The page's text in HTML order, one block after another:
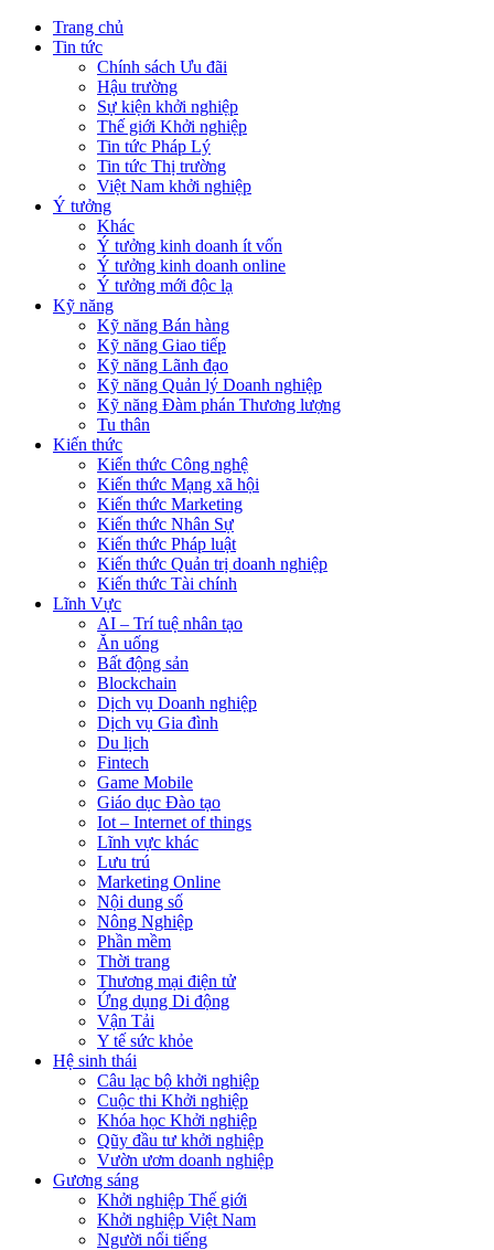
Trang chủ
Tin tức
Chính sách Ưu đãi
Hậu trường
Sự kiện khởi nghiệp
Thế giới Khởi nghiệp
Tin tức Pháp Lý
Tin tức Thị trường
Việt Nam khởi nghiệp
Ý tưởng
Khác
Ý tưởng kinh doanh ít vốn
Ý tưởng kinh doanh online
Ý tưởng mới độc lạ
Kỹ năng
Kỹ năng Bán hàng
Kỹ năng Giao tiếp
Kỹ năng Lãnh đạo
Kỹ năng Quản lý Doanh nghiệp
Kỹ năng Đàm phán Thương lượng
Tu thân
Kiến thức
Kiến thức Công nghệ
Kiến thức Mạng xã hội
Kiến thức Marketing
Kiến thức Nhân Sự
Kiến thức Pháp luật
Kiến thức Quản trị doanh nghiệp
Kiến thức Tài chính
Lĩnh Vực
AI – Trí tuệ nhân tạo
Ăn uống
Bất động sản
Blockchain
Dịch vụ Doanh nghiệp
Dịch vụ Gia đình
Du lịch
Fintech
Game Mobile
Giáo dục Đào tạo
Iot – Internet of things
Lĩnh vực khác
Lưu trú
Marketing Online
Nội dung số
Nông Nghiệp
Phần mềm
Thời trang
Thương mại điện tử
Ứng dụng Di động
Vận Tải
Y tế sức khỏe
Hệ sinh thái
Câu lạc bộ khởi nghiệp
Cuộc thi Khởi nghiệp
Khóa học Khởi nghiệp
Qũy đầu tư khởi nghiệp
Vườn ươm doanh nghiệp
Gương sáng
Khởi nghiệp Thế giới
Khởi nghiệp Việt Nam
Người nổi tiếng